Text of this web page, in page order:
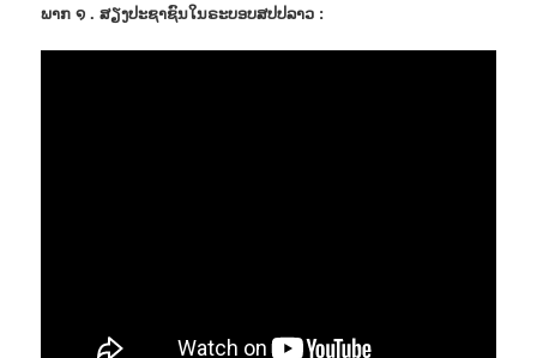
ພາກ ໑ . ສຽງປະຊາຊົນໃນຣະບອບສປປລາວ :